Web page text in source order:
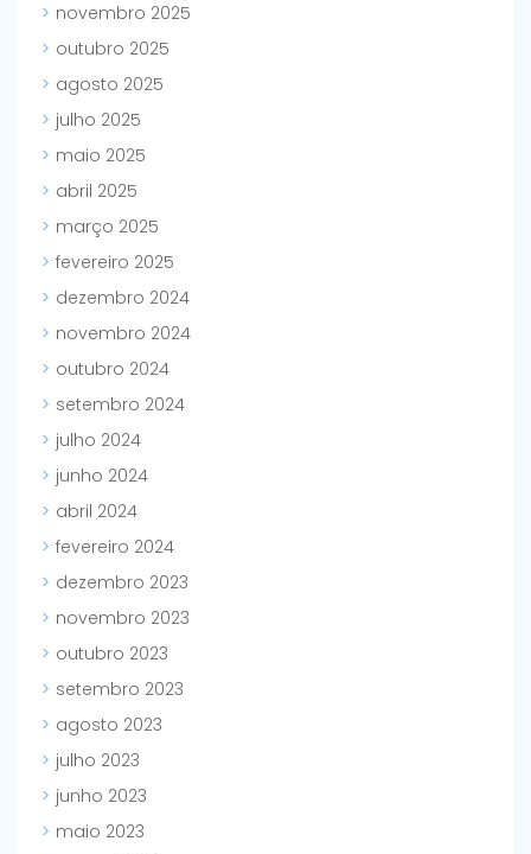
novembro 2025
outubro 2025
agosto 2025
julho 2025
maio 2025
abril 2025
março 2025
fevereiro 2025
dezembro 2024
novembro 2024
outubro 2024
setembro 2024
julho 2024
junho 2024
abril 2024
fevereiro 2024
dezembro 2023
novembro 2023
outubro 2023
setembro 2023
agosto 2023
julho 2023
junho 2023
maio 2023